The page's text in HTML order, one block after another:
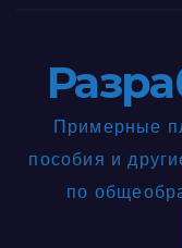
Примерные
пособия и
по